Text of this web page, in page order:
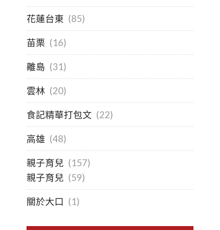
花蓮台東 (85)
苗栗 (16)
離島 (31)
雲林 (20)
食記精華打包文 (22)
高雄 (48)
親子育兒 (157)
親子育兒 (59)
關於大口 (1)